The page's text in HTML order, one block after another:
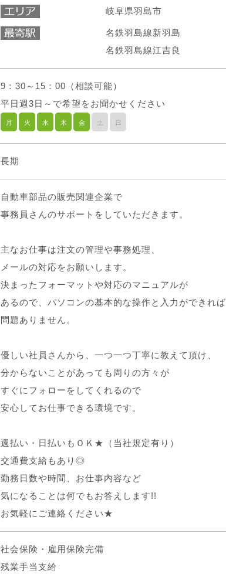
岐阜県羽島市
名鉄羽島線新羽島
名鉄羽島線江吉良
9：30～15：00（相談可能）
平日週3日～で希望をお聞かせください
月 火 水 木 金 土 日
長期
自動車部品の販売関連企業で
事務員さんのサポートをしていただきます。
主なお仕事は注文の管理や事務処理、
メールの対応をお願いします。
決まったフォーマットや対応のマニュアルが
あるので、パソコンの基本的な操作と入力ができれば
問題ありません。
優しい社員さんから、一つ一つ丁寧に教えて頂け、
分からないことがあっても周りの方々が
すぐにフォローをしてくれるので
安心してお仕事できる環境です。
週払い・日払いもＯＫ★（当社規定有り）
交通費支給もあり◎
勤務日数や時間、お仕事内容など
気になることは何でもお答えします!!
お気軽にご連絡ください★
社会保険・雇用保険完備
残業手当支給